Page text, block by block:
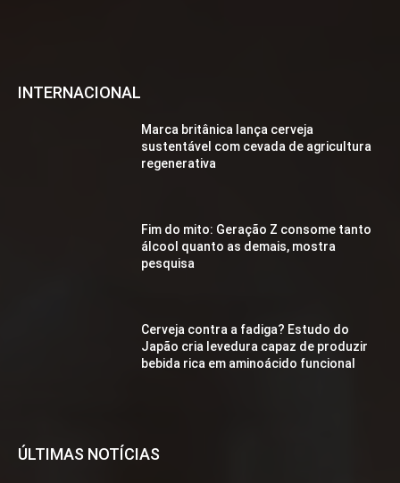
INTERNACIONAL
Marca britânica lança cerveja
sustentável com cevada de agricultura
regenerativa
Fim do mito: Geração Z consome tanto
álcool quanto as demais, mostra
pesquisa
Cerveja contra a fadiga? Estudo do
Japão cria levedura capaz de produzir
bebida rica em aminoácido funcional
ÚLTIMAS NOTÍCIAS